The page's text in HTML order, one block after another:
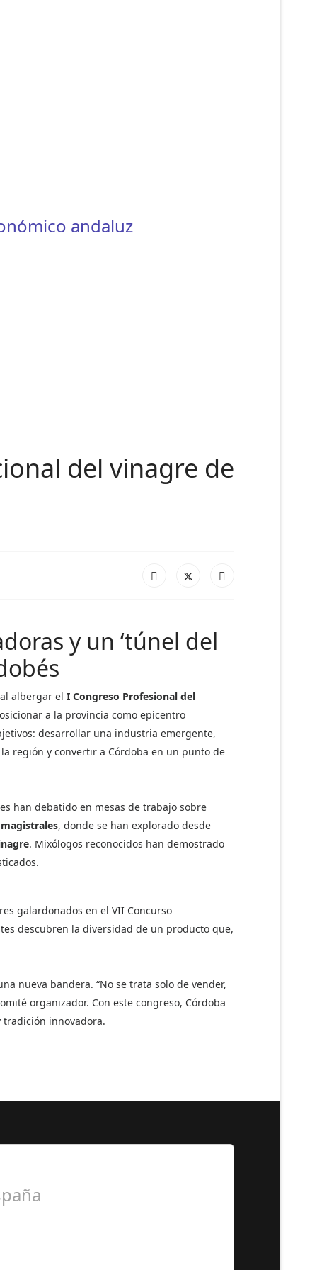
andaluz
del vinagre de
y un ‘túnel del
albergar el I Congreso Profesional del
a la provincia como epicentro
desarrollar una industria emergente,
región y convertir a Córdoba en un punto de
han debatido en mesas de trabajo sobre
, donde se han explorado desde
. Mixólogos reconocidos han demostrado
galardonados en el VII Concurso
descubren la diversidad de un producto que,
nueva bandera. “No se trata solo de vender,
organizador. Con este congreso, Córdoba
innovadora.